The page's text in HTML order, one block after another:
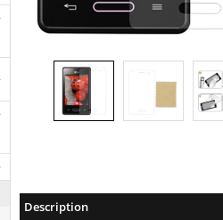
Description